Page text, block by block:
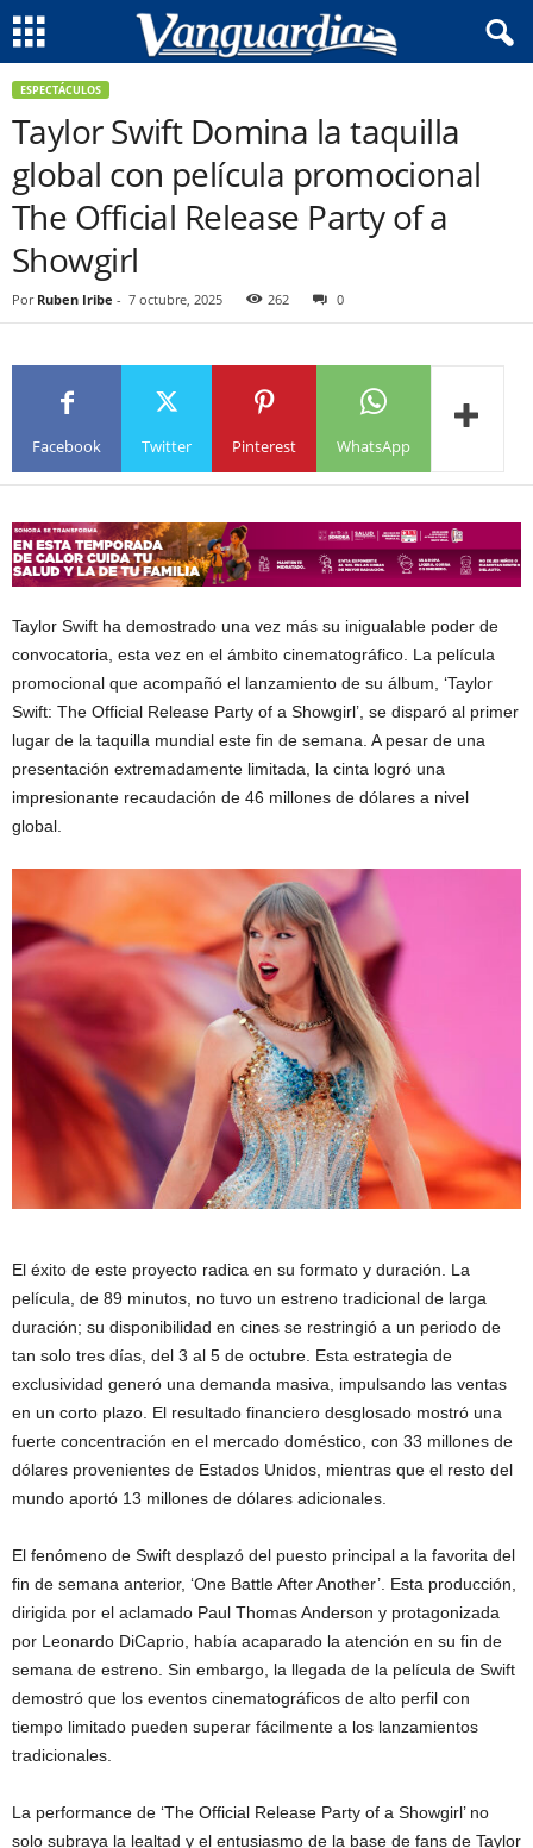
ESPECTÁCULOS
Taylor Swift Domina la taquilla
global con película promocional
The Official Release Party of a
Showgirl
Por Ruben Iribe - 7 octubre, 2025 262 0
Facebook Twitter Pinterest WhatsApp
Taylor Swift ha demostrado una vez más su inigualable poder de
convocatoria, esta vez en el ámbito cinematográfico. La película
promocional que acompañó el lanzamiento de su álbum, ‘Taylor
Swift: The Official Release Party of a Showgirl’, se disparó al primer
lugar de la taquilla mundial este fin de semana. A pesar de una
presentación extremadamente limitada, la cinta logró una
impresionante recaudación de 46 millones de dólares a nivel
global.
El éxito de este proyecto radica en su formato y duración. La
película, de 89 minutos, no tuvo un estreno tradicional de larga
duración; su disponibilidad en cines se restringió a un periodo de
tan solo tres días, del 3 al 5 de octubre. Esta estrategia de
exclusividad generó una demanda masiva, impulsando las ventas
en un corto plazo. El resultado financiero desglosado mostró una
fuerte concentración en el mercado doméstico, con 33 millones de
dólares provenientes de Estados Unidos, mientras que el resto del
mundo aportó 13 millones de dólares adicionales.
El fenómeno de Swift desplazó del puesto principal a la favorita del
fin de semana anterior, ‘One Battle After Another’. Esta producción,
dirigida por el aclamado Paul Thomas Anderson y protagonizada
por Leonardo DiCaprio, había acaparado la atención en su fin de
semana de estreno. Sin embargo, la llegada de la película de Swift
demostró que los eventos cinematográficos de alto perfil con
tiempo limitado pueden superar fácilmente a los lanzamientos
tradicionales.
La performance de ‘The Official Release Party of a Showgirl’ no
solo subraya la lealtad y el entusiasmo de la base de fans de Taylor